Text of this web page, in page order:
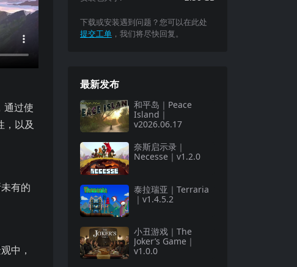
though Air Functionality）动力服，玩家可以体验到异
通过使
以及
有的
中，
下载或安装遇到问题？您可以在此处
提交工单 ，我们将尽快回复。
最新发布
和平岛｜Peace
Island｜
v2026.06.17
奈斯启示录｜
Necesse｜v1.2.0
泰拉瑞亚｜Terraria
｜v1.4.5.2
小丑游戏｜The
Joker’s Game｜
v1.0.0